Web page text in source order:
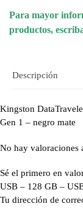
Para mayor
productos,
Descripción
Kingston
Gen 1 – negro mate
No hay valoraciones
Sé el primero en
USB – 128 GB –
Tu dirección de